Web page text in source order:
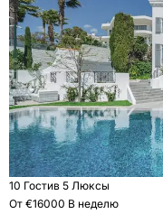
10 Гостив 5 Люксы
От €16000 В неделю